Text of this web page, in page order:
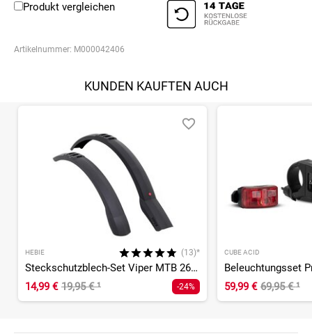
Produkt vergleichen
Artikelnummer: M000042406
KUNDEN KAUFTEN AUCH
HEBIE (13)*
Steckschutzblech-Set Viper MTB 26-29 Zoll
14,99 € 19,95 €¹ -24%
CUBE ACID
Beleuchtungsset
59,99 € 69,95 €¹